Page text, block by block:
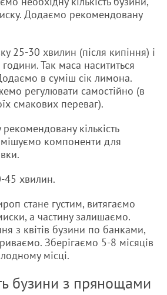
Додаємо рекомендовану
25-30 хвилин (після кипіння) і
Так маса насититься
в суміш сік лимона.
регулювати самостійно (в
смакових переваг).
кількість
компоненти для
45 хвилин.
стане густим, витягаємо
а частину залишаємо.
з квітів бузини по банками,
Зберігаємо 5-8 місяців
місці.
бузини з прянощами